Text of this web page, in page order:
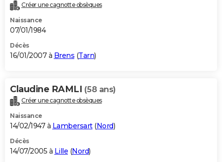
Créer une cagnotte obsèques
Naissance
07/01/1984
Décès
16/01/2007 à Brens (Tarn)
Claudine RAMLI (58 ans)
Créer une cagnotte obsèques
Naissance
14/02/1947 à Lambersart(Nord)
Décès
14/07/2005 à Lille (Nord)